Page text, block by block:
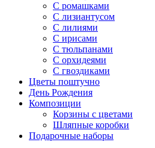
С ромашками
С лизиантусом
С лилиями
С ирисами
С тюльпанами
С орхидеями
С гвоздиками
Цветы поштучно
День Рождения
Композиции
Корзины с цветами
Шляпные коробки
Подарочные наборы